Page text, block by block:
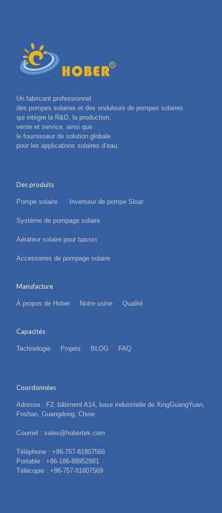
Un fabricant professionnel
des pompes solaires et des onduleurs de pompes solaires
qui intègre la R&D, la production,
vente et service, ainsi que
le fournisseur de solution globale
pour les applications solaires d’eau.
Des produits
Pompe solaire Inverseur de pompe Sloar
Système de pompage solaire
Aérateur solaire pour bassin
Accessoires de pompage solaire
Manufacture
À propos de Hober Notre usine Qualité
Capacités
Technologie Projets BLOG FAQ
Coordonnées
Adresse : F2, bâtiment A14, base industrielle de XingGuangYuan,
Foshan, Guangdong, Chine
Courriel : sales@hobertek.com
Téléphone : +86-757-81807566
Portable : +86-186-88952981
Télécopie : +86-757-81807569